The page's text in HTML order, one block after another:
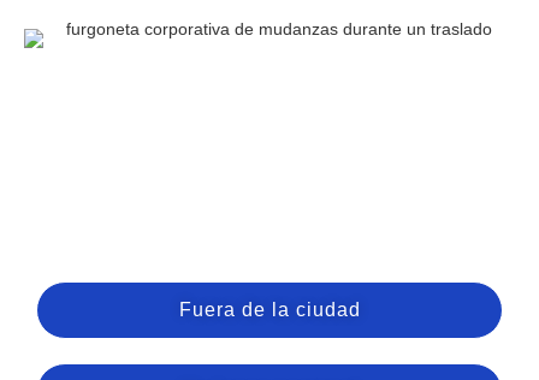
Fuera de la ciudad